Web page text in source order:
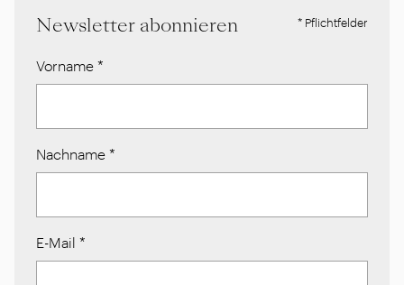
Newsletter abonnieren * Pflichtfelder
Vorname *
Nachname *
E-Mail *